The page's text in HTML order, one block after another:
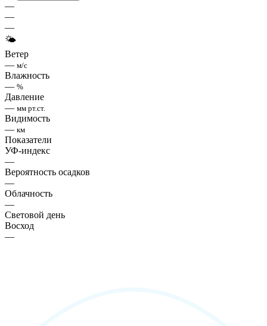
—
—
—
🌤
Ветер
— м/с
Влажность
— %
Давление
— мм рт.ст.
Видимость
— км
Показатели
УФ-индекс
—
Вероятность осадков
—
Облачность
—
Световой день
Восход
—